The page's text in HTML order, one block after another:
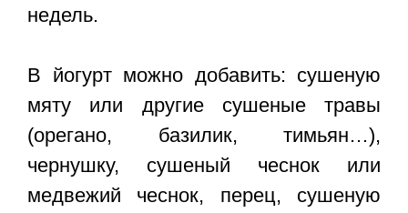
недель.
В йогурт можно добавить: сушеную
мяту или другие сушеные травы
(орегано, базилик, тимьян…),
чернушку, сушеный чеснок или
медвежий чеснок, перец, сушеную